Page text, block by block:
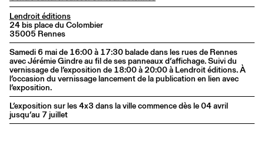
Lendroit éditions
24 bis place du Colombier
35005 Rennes
Samedi 6 mai de 16:00 à 17:30 balade dans les rues de Rennes
avec Jérémie Gindre au fil de ses panneaux d’affichage. Suivi du
vernissage de l’exposition de 18:00 à 20:00 à Lendroit éditions. À
l’occasion du vernissage lancement de la publication en lien avec
l’exposition.
L’exposition sur les 4x3 dans la ville commence dès le 04 avril
jusqu’au 7 juillet